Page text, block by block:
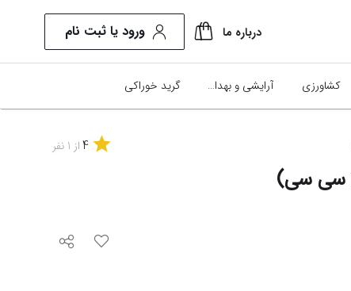
درباره ما ورود یا ثبت نام
کشاورزی آرایشی و بهداشتی گرید خوراکی
4از 1 نفر